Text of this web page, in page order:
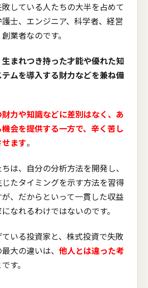
している人たちの大半を占めて
士、エンジニア、科学者、経営
業者なのです。
生まれつき持った才能や優れた知
ムを導入する財力などを兼ね備
力や知識などに差別はなく、あ
会を提供する一方で、辛く苦し
ます。
は、自分の分析方法を開発し、
たタイミングを示す方法を習得
、だからといって一貫した収益
なれるわけではないのです。
いる投資家と、株式投資で失敗
大の違いは、 他人とは違った考
す。